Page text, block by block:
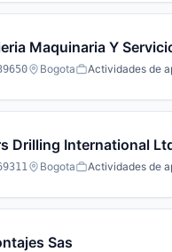
Maquinaria Y
Bogota Actividades de
Drilling International
Bogota Actividades de
Sas